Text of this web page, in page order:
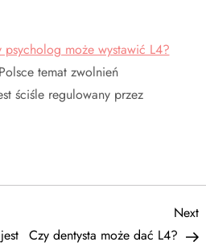
psycholog może wystawić L4?
temat zwolnień
ściśle regulowany przez
Next
Czy dentysta może dać L4?